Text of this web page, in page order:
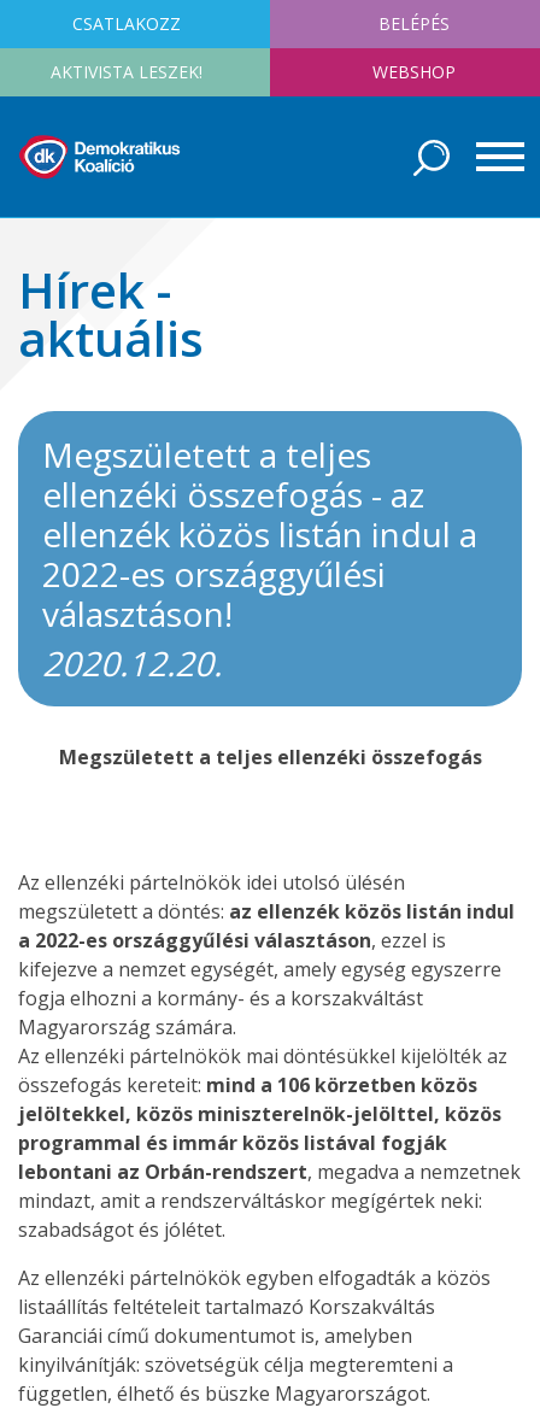
CSATLAKOZZ BELÉPÉS
AKTIVISTA LESZEK! WEBSHOP
Hírek -
aktuális
Megszületett a teljes
ellenzéki összefogás - az
ellenzék közös listán indul a
2022-es országgyűlési
választáson!
2020.12.20.
Megszületett a teljes ellenzéki összefogás
Az ellenzéki pártelnökök idei utolsó ülésén
megszületett a döntés: az ellenzék közös listán indul
a 2022-es országgyűlési választáson, ezzel is
kifejezve a nemzet egységét, amely egység egyszerre
fogja elhozni a kormány- és a korszakváltást
Magyarország számára.
Az ellenzéki pártelnökök mai döntésükkel kijelölték az
összefogás kereteit: mind a 106 körzetben közös
jelöltekkel, közös miniszterelnök-jelölttel, közös
programmal és immár közös listával fogják
lebontani az Orbán-rendszert, megadva a nemzetnek
mindazt, amit a rendszerváltáskor megígértek neki:
szabadságot és jólétet.
Az ellenzéki pártelnökök egyben elfogadták a közös
listaállítás feltételeit tartalmazó Korszakváltás
Garanciái című dokumentumot is, amelyben
kinyilvánítják: szövetségük célja megteremteni a
független, élhető és büszke Magyarországot.